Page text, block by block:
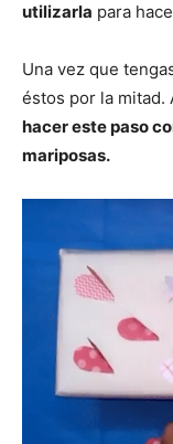
utilizarla para
Una vez que
éstos por la mitad.
hacer este paso
mariposas.